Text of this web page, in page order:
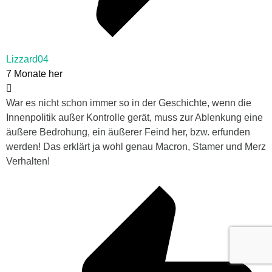
Lizzard04
7 Monate her
War es nicht schon immer so in der Geschichte, wenn die
Innenpolitik außer Kontrolle gerät, muss zur Ablenkung eine
äußere Bedrohung, ein äußerer Feind her, bzw. erfunden
werden! Das erklärt ja wohl genau Macron, Stamer und Merz
Verhalten!